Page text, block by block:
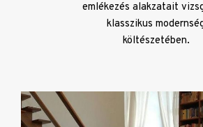
emlékezés alakzatait
klasszikus
költészetében.